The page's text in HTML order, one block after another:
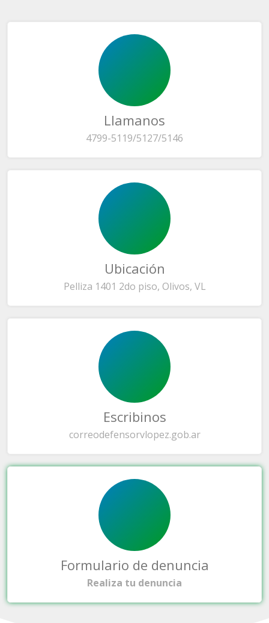
Llamanos
4799-5119/5127/5146
Ubicación
Pelliza 1401 2do piso, Olivos, VL
Escribinos
correodefensorvlopez.gob.ar
Formulario de denuncia
Realiza tu denuncia